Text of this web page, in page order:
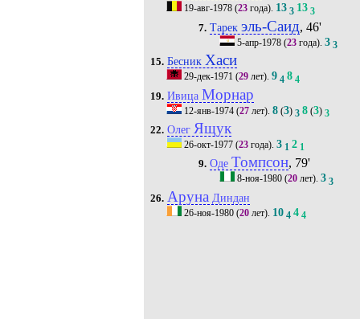
19-авг-1978(23года). 13 3 13 3
7. Тарек эль-Саид, 46'
5-апр-1978 (23 года).3 3
15. Бесник Хаси
29-дек-1971 (29лет). 9 4 8 4
19. Ивица Морнар
12-янв-1974(27лет). 8(3) 3 8(3) 3
22. Олег Ящук
26-окт-1977(23года). 3 1 2 1
9. Оде Томпсон, 79'
8-ноя-1980 (20 лет).3 3
26. Аруна Диндан
26-ноя-1980(20лет). 10 4 4 4